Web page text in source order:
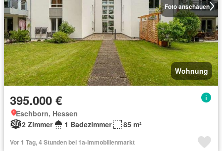
Foto anschauen
Wohnung
395.000 €
Eschborn, Hessen
2 Zimmer
1 Badezimmer 85 m²
Vor 1 Tag, 4 Stunden bei 1a-Immobilienmarkt